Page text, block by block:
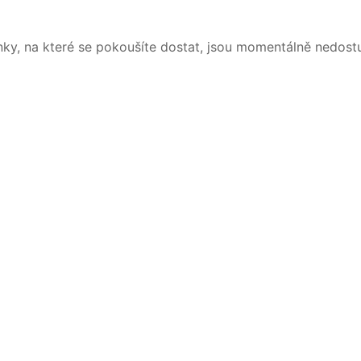
na které se pokoušíte dostat, jsou momentálně